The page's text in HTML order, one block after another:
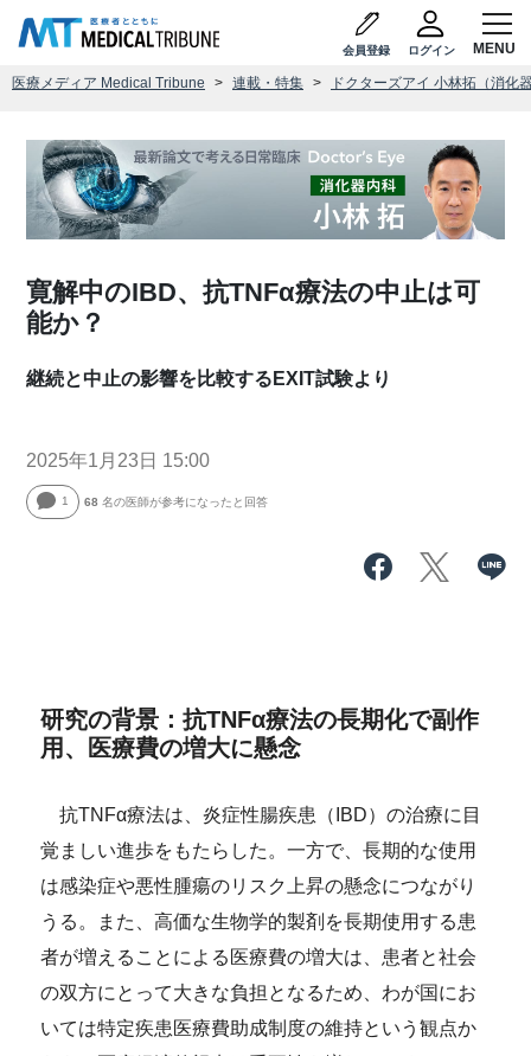
会員登録 ログイン
医療メディア Medical Tribune 連載・特集 ドクターズアイ 小林拓（消化
寛解中のIBD、抗TNFα療法の中止は可
能か？
継続と中止の影響を比較するEXIT試験より
2025年1月23日 15:00
1 68 名の医師が参考になったと回答
研究の背景：抗TNFα療法の長期化で副作
用、医療費の増大に懸念
抗TNFα療法は、炎症性腸疾患（IBD）の治療に目
覚ましい進歩をもたらした。一方で、長期的な使用
は感染症や悪性腫瘍のリスク上昇の懸念につながり
うる。また、高価な生物学的製剤を長期使用する患
者が増えることによる医療費の増大は、患者と社会
の双方にとって大きな負担となるため、わが国にお
いては特定疾患医療費助成制度の維持という観点か